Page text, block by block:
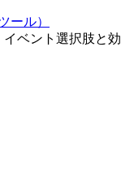
ール）
ベント選択肢と